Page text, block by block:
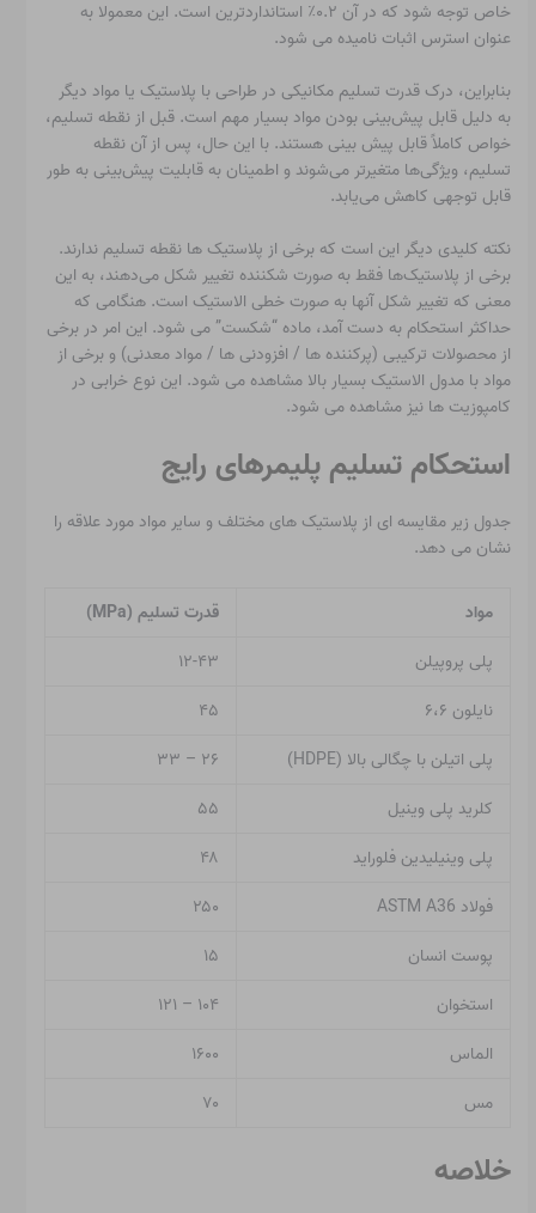
خاص توجه شود که در آن ۰.۲٪ استانداردترین است. این معمولا به
عنوان استرس اثبات نامیده می شود.
بنابراین، درک قدرت تسلیم مکانیکی در طراحی با پلاستیک یا مواد دیگر
به دلیل قابل پیش‌بینی بودن مواد بسیار مهم است. قبل از نقطه تسلیم،
خواص کاملاً قابل پیش بینی هستند. با این حال، پس از آن نقطه
تسلیم، ویژگی‌ها متغیرتر می‌شوند و اطمینان به قابلیت پیش‌بینی به طور
قابل توجهی کاهش می‌یابد.
نکته کلیدی دیگر این است که برخی از پلاستیک ها نقطه تسلیم ندارند.
برخی از پلاستیک‌ها فقط به صورت شکننده تغییر شکل می‌دهند، به این
معنی که تغییر شکل آنها به صورت خطی الاستیک است. هنگامی که
حداکثر استحکام به دست آمد، ماده “شکست” می شود. این امر در برخی
از محصولات ترکیبی (پرکننده ها / افزودنی ها / مواد معدنی) و برخی از
مواد با مدول الاستیک بسیار بالا مشاهده می شود. این نوع خرابی در
کامپوزیت ها نیز مشاهده می شود.
استحکام تسلیم پلیمرهای رایج
جدول زیر مقایسه ای از پلاستیک های مختلف و سایر مواد مورد علاقه را
نشان می دهد.
مواد
قدرت تسلیم (MPa)
پلی پروپیلن
۱۲-۴۳
نایلون ۶،۶
۴۵
پلی اتیلن با چگالی بالا (HDPE)
۲۶ – ۳۳
کلرید پلی وینیل
۵۵
پلی وینیلیدین فلوراید
۴۸
فولاد ASTM A36
۲۵۰
پوست انسان
۱۵
استخوان
۱۰۴ – ۱۲۱
الماس
۱۶۰۰
مس
۷۰
خلاصه